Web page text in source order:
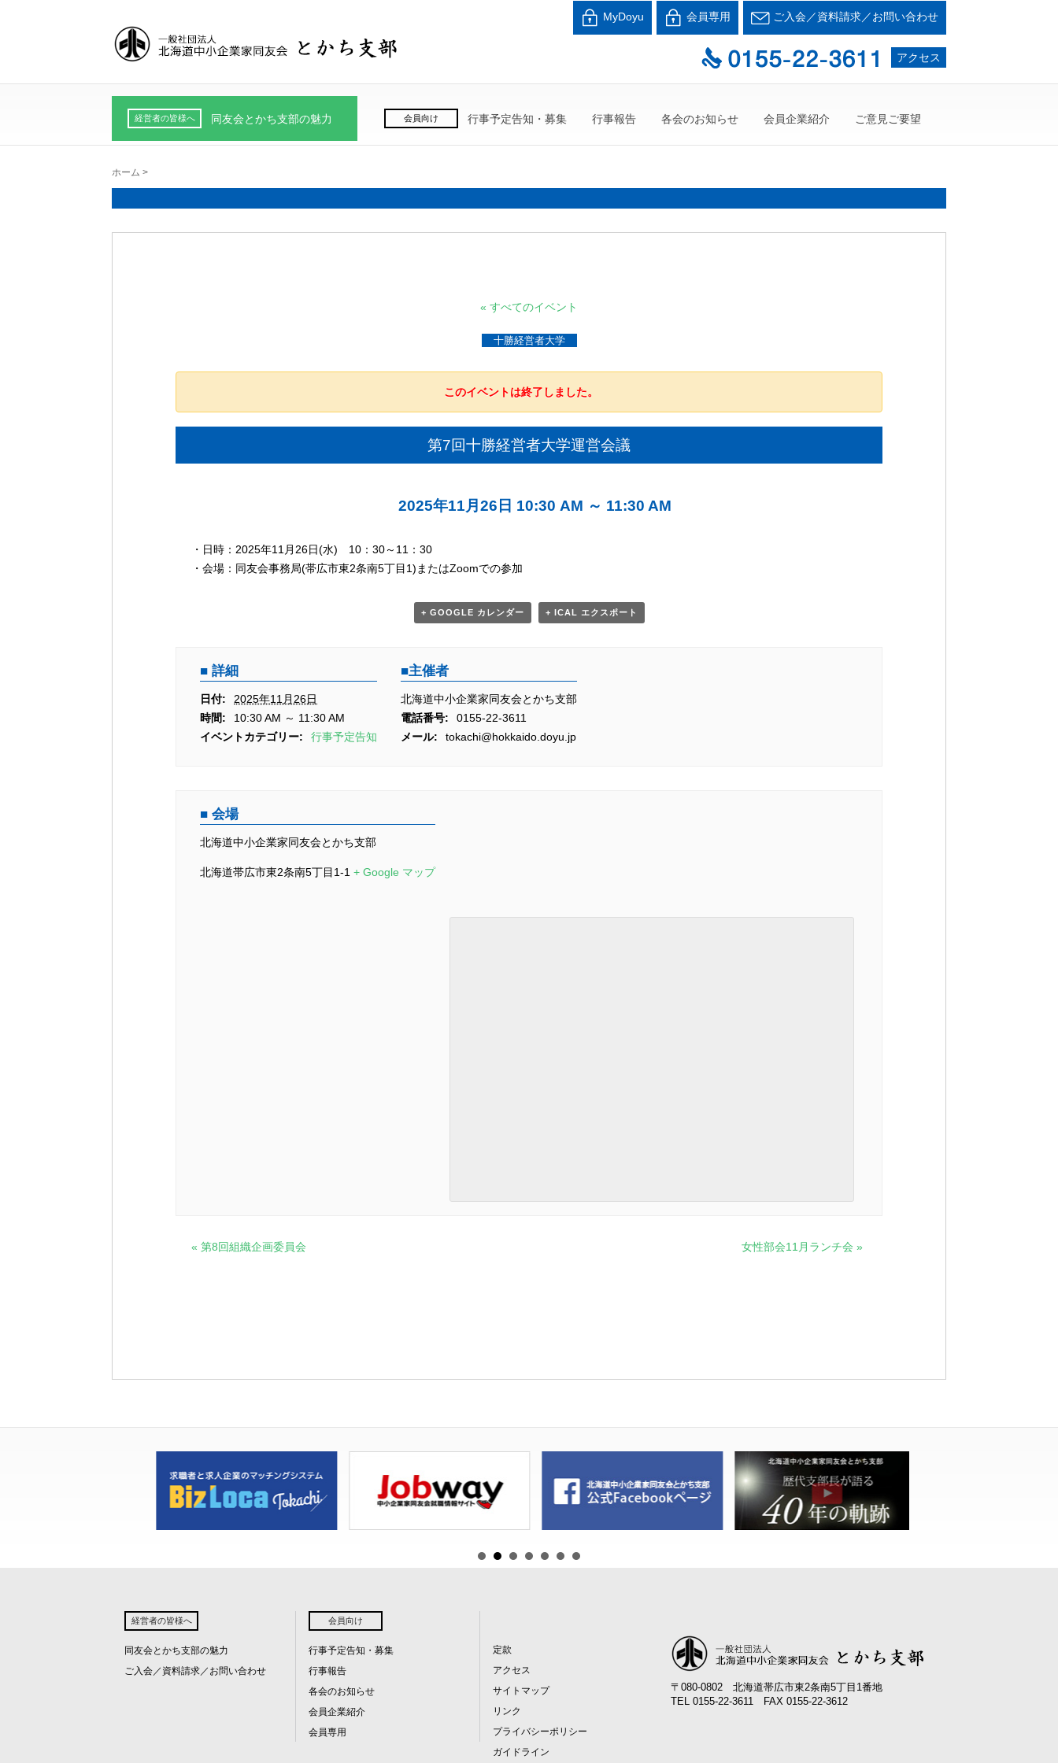
北海道中小企業家同友会とかち支部
良い会社、良い経営者、よい経営環境づくりを目指して・・・人が輝く21世紀を創ろう！
MyDoyu 会員専用 ご入会／資料請求／お問い合わせ
アクセス
経営者の皆様へ 同友会とかち支部の魅力 会員向け 行事予定告知・募集 行事報告 各会のお知らせ 会員企業紹介 ご意見ご要望
ホーム >
« すべてのイベント
十勝経営者大学
このイベントは終了しました。
第7回十勝経営者大学運営会議
2025年11月26日 10:30 AM ～ 11:30 AM
イ
ベ
ゲ
ー
シ
ョ
・日時：2025年11月26日(水) 10：30～11：30
・会場：同友会事務局(帯広市東2条南5丁目1)またはZoomでの参加
+ GOOGLE カレンダー + ICAL エクスポート
詳細
日付:
2025年11月26日
時間:
10:30 AM ～ 11:30 AM
イベントカテゴリー:
行事予定告知
主催者
北海道中小企業家同友会とかち支部
電話番号:
0155-22-3611
メール:
tokachi@hokkaido.doyu.jp
会場
北海道中小企業家同友会とかち支部
北海道帯広市東2条南5丁目1-1 + Google マップ
イ
ョ
ン
« 第8回組織企画委員会 女性部会11月ランチ会 »
〒080-0802 北海道帯広市東2条南5丁目1番地
TEL 0155-22-3611 FAX 0155-22-3612
経営者の皆様へ
同友会とかち支部の魅力
ご入会／資料請求／お問い合わせ
会員向け
行事予定告知・募集
行事報告
各会のお知らせ
会員企業紹介
会員専用
定款
アクセス
サイトマップ
リンク
プライバシーポリシー
ガイドライン